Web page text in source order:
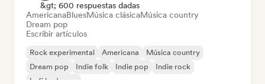
&gt; 600 respuestas dadas
AmericanaBluesMúsica clásicaMúsica country
Dream pop
Escribir artículos
Rock experimental Americana
Música country
Dream pop
Indie folk Indie pop
Indie rock
Lofi bedroom